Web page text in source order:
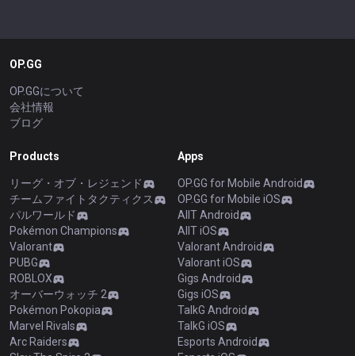
OP.GG
OP.GGについて
会社情報
ブログ
Products
リーグ・オブ・レジェンド
チームファイトタクティクス
パルワールド
Pokémon Champions
Valorant
PUBG
ROBLOX
オーバーウォッチ 2
Pokémon Pokopia
Marvel Rivals
Arc Raiders
Apps
OP.GG for Mobile Android
OP.GG for Mobile iOS
AllT Android
AllT iOS
Valorant Android
Valorant iOS
Gigs Android
Gigs iOS
TalkG Android
TalkG iOS
Esports Android